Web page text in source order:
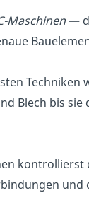
Maschinen—
Techniken
Blech bis
kontrollierst
und